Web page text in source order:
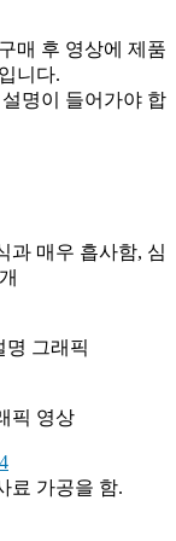
매 후 영상에 제품
니다.
명이 들어가야 합
과 매우 흡사함, 심
명 그래픽
픽 영상
료 가공을 함.